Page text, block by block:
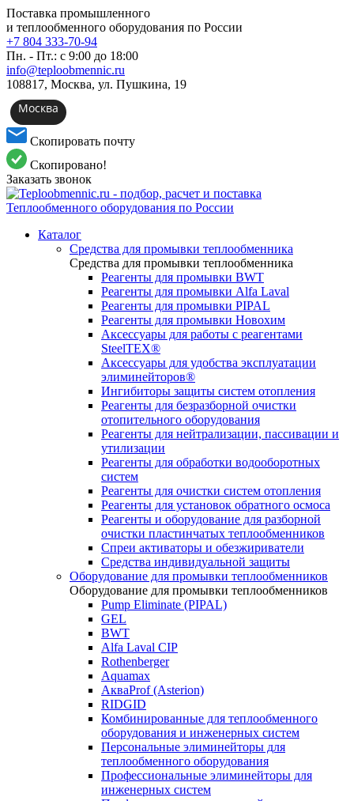
Поставка промышленного
и теплообменного оборудования по России
+7 804 333-70-94
Пн. - Пт.: с 9:00 до 18:00
info@teploobmennic.ru
108817, Москва, ул. Пушкина, 19
Москва
Скопировать почту
Скопировано!
Заказать звонок
Каталог
Средства для промывки теплообменника
Средства для промывки теплообменника
Реагенты для промывки BWT
Реагенты для промывки Alfa Laval
Реагенты для промывки PIPAL
Реагенты для промывки Новохим
Аксессуары для работы с реагентами
SteelTEX®
Аксессуары для удобства эксплуатации
элиминейторов®
Ингибиторы защиты систем отопления
Реагенты для безразборной очистки
отопительного оборудования
Реагенты для нейтрализации, пассивации и
утилизации
Реагенты для обработки водооборотных
систем
Реагенты для очистки систем отопления
Реагенты для установок обратного осмоса
Реагенты и оборудование для разборной
очистки пластинчатых теплообменников
Спреи активаторы и обезжириватели
Средства индивидуальной защиты
Оборудование для промывки теплообменников
Оборудование для промывки теплообменников
Pump Eliminate (PIPAL)
GEL
BWT
Alfa Laval CIP
Rothenberger
Aquamax
АкваProf (Asterion)
RIDGID
Комбинированные для теплообменного
оборудования и инженерных систем
Персональные элиминейторы для
теплообменного оборудования
Профессиональные элиминейторы для
инженерных систем